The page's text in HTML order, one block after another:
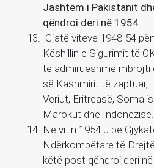
Jashtëm i Pakistanit
qëndroi deri në 1954
Gjatë viteve 1948-54
Këshillin e Sigurimit të
të admirueshme mbrojti
së Kashmirit të zaptuar,
Veriut, Eritreasë,
Marokut dhe Indonezisë.
Në vitin 1954 u bë
Ndërkombëtare të
këtë post qëndroi deri